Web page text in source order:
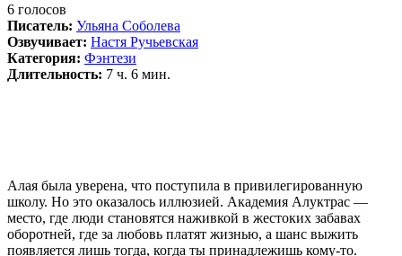
6 голосов
Писатель: Ульяна Соболева
Озвучивает: Настя Ручьевская
Категория: Фэнтези
Длительность: 7 ч. 6 мин.
Алая была уверена, что поступила в привилегированную
школу. Но это оказалось иллюзией. Академия Алуктрас —
место, где люди становятся наживкой в жестоких забавах
оборотней, где за любовь платят жизнью, а шанс выжить
появляется лишь тогда, когда ты принадлежишь кому-то.